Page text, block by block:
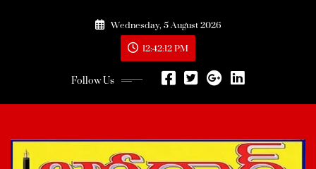
Wednesday, 5 August 2026
12:42:13 PM
Follow Us